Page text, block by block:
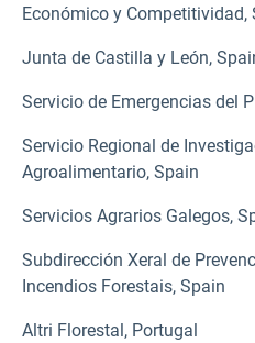
Económico y Competitividad,
Junta de Castilla y León,
Servicio de Emergencias del
Servicio Regional de
Agroalimentario, Spain
Servicios Agrarios Galegos,
Subdirección Xeral de
Incendios Forestais, Spain
Altri Florestal, Portugal